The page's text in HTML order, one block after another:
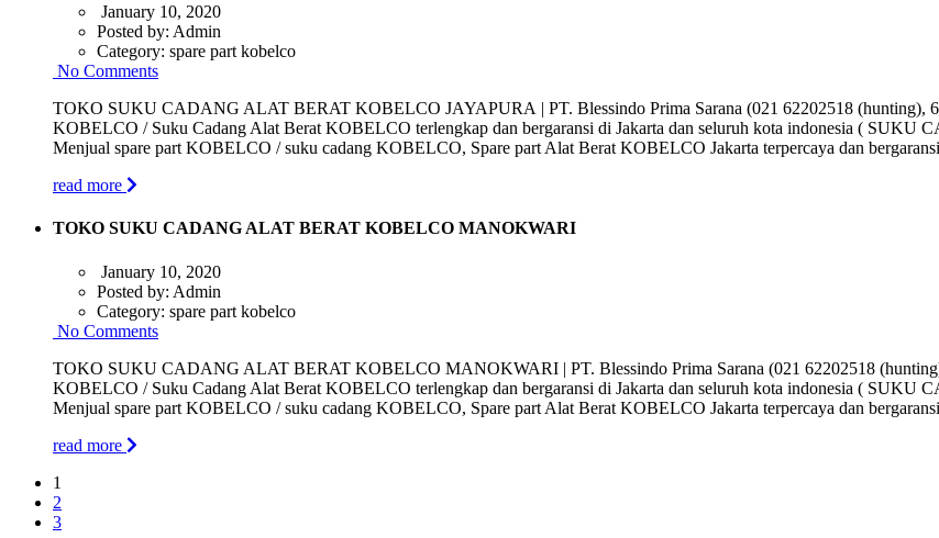
January 10, 2020
Posted by: Admin
Category: spare part kobelco
No Comments
TOKO SUKU CADANG ALAT BERAT KOBELCO JAYAPURA | PT. Blessindo Prima Sarana (021 62202518 (hunting),
KOBELCO / Suku Cadang Alat Berat KOBELCO terlengkap dan bergaransi di Jakarta dan seluruh kota indonesia (
Menjual spare part KOBELCO / suku cadang KOBELCO, Spare part Alat Berat KOBELCO Jakarta terpercaya dan bergaransi
read more
TOKO SUKU CADANG ALAT BERAT KOBELCO MANOKWARI
January 10, 2020
Posted by: Admin
Category: spare part kobelco
No Comments
TOKO SUKU CADANG ALAT BERAT KOBELCO MANOKWARI | PT. Blessindo Prima Sarana (021 62202518
KOBELCO / Suku Cadang Alat Berat KOBELCO terlengkap dan bergaransi di Jakarta dan seluruh kota indonesia (
Menjual spare part KOBELCO / suku cadang KOBELCO, Spare part Alat Berat KOBELCO Jakarta terpercaya dan bergaransi
read more
1
2
3